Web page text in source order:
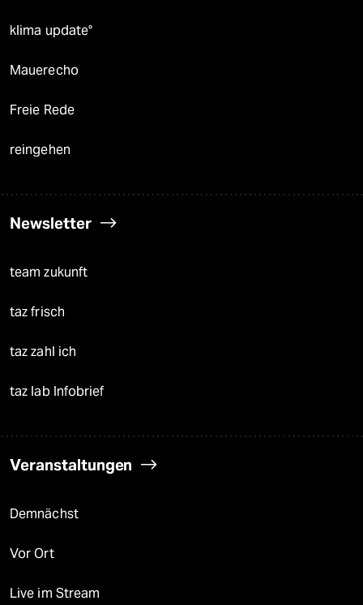
klima update°
Mauerecho
Freie Rede
reingehen
Newsletter
team zukunft
taz frisch
taz zahl ich
taz lab Infobrief
Veranstaltungen
Demnächst
Vor Ort
Live im Stream